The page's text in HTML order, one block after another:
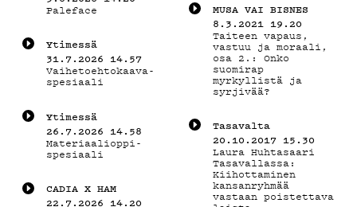
DEMAND
PODCAST
Paleface
Yti­mes­sä
31.7.2026 14.57
Vaihetoehtokaava-
spesiaali
Yti­mes­sä
26.7.2026 14.58
Materiaalioppi-
spesiaali
CADIA X HAM
22.7.2026 14.20
MU­SA VAI BIS­NES
8.3.2021 19.20
Taiteen vapaus,
vastuu ja moraali,
osa 2.: Onko
suomirap
myrkyllistä ja
syrjivää?
Tasavalta
20.10.2017 15.30
Laura Huhtasaari
Tasavallassa:
Kiihottaminen
kansanryhmää
vastaan poistettava